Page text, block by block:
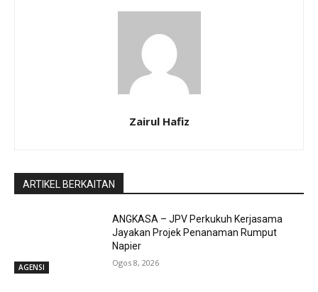
Zairul Hafiz
ARTIKEL BERKAITAN
AGENSI
ANGKASA – JPV Perkukuh Kerjasama
Jayakan Projek Penanaman Rumput
Napier
Ogos 8, 2026